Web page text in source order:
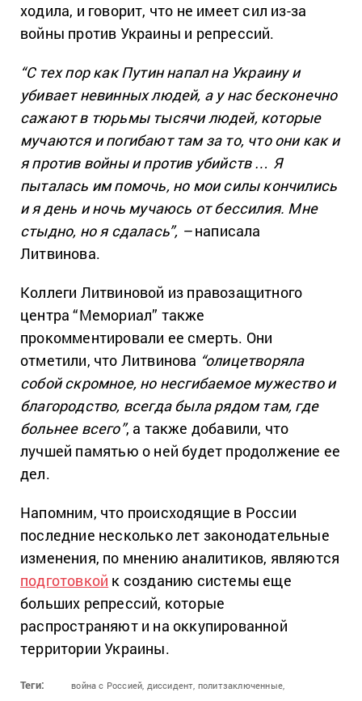
ходила, и говорит, что не имеет сил из-за
войны против Украины и репрессий.
“С тех пор как Путин напал на Украину и
убивает невинных людей, а у нас бесконечно
сажают в тюрьмы тысячи людей, которые
мучаются и погибают там за то, что они как и
я против войны и против убийств … Я
пыталась им помочь, но мои силы кончились
и я день и ночь мучаюсь от бессилия. Мне
стыдно, но я сдалась”, –написала
Литвинова.
Коллеги Литвиновой из правозащитного
центра “Мемориал” также
прокомментировали ее смерть. Они
отметили, что Литвинова “олицетворяла
собой скромное, но несгибаемое мужество и
благородство, всегда была рядом там, где
больнее всего”, а также добавили, что
лучшей памятью о ней будет продолжение ее
дел.
Напомним, что происходящие в России
последние несколько лет законодательные
изменения, по мнению аналитиков, являются
подготовкой к созданию системы еще
больших репрессий, которые
распространяют и на оккупированной
территории Украины.
Теги: война с Россией, диссидент, политзаключенные,